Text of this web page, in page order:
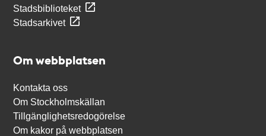
Stadsbiblioteket
Stadsarkivet
Om webbplatsen
Kontakta oss
Om Stockholmskällan
Tillgänglighetsredogörelse
Om kakor på webbplatsen